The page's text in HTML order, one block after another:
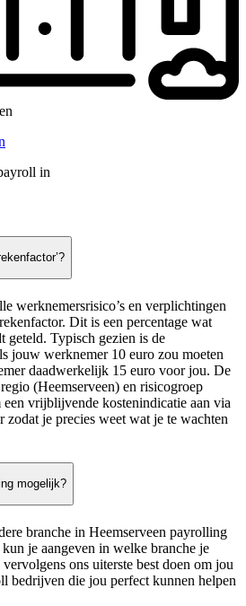
in
werknemersrisico’s en verplichtingen
Dit is een percentage wat
geteld. Typisch gezien is de
jouw werknemer 10 euro zou moeten
daadwerkelijk 15 euro voor jou. De
(Heemserveen) en risicogroep
vrijblijvende kostenindicatie aan via
zodat je precies weet wat je te wachten
mogelijk?
branche in Heemserveen payrolling
je aangeven in welke branche je
ons uiterste best doen om jou
bedrijven die jou perfect kunnen helpen